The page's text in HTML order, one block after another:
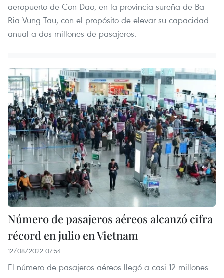
aeropuerto de Con Dao, en la provincia sureña de Ba
Ria-Vung Tau, con el propósito de elevar su capacidad
anual a dos millones de pasajeros.
Número de pasajeros aéreos alcanzó cifra
récord en julio en Vietnam
12/08/2022 07:54
El número de pasajeros aéreos llegó a casi 12 millones